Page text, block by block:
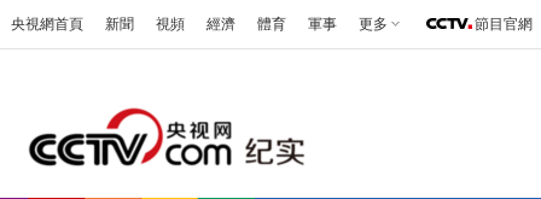
央視網首頁 新聞 視頻 經濟 體育 軍事 更多 節目官網